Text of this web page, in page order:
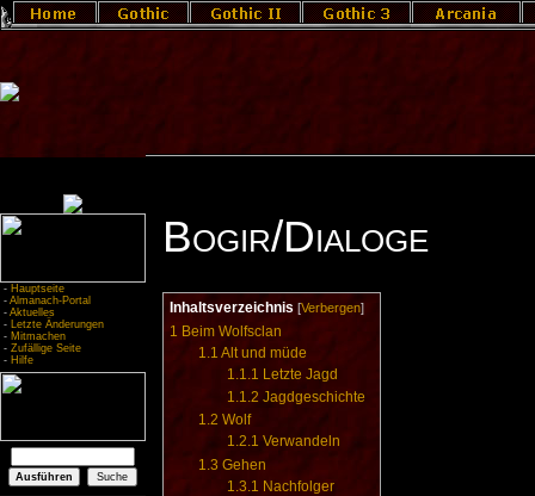
- Hauptseite
- Almanach-Portal
- Aktuelles
- Letzte Änderungen
- Mitmachen
- Zufällige Seite
- Hilfe
Bogir/Dialoge
Inhaltsverzeichnis [Verbergen]
1 Beim Wolfsclan
1.1 Alt und müde
1.1.1 Letzte Jagd
1.1.2 Jagdgeschichte
1.2 Wolf
1.2.1 Verwandeln
1.3 Gehen
1.3.1 Nachfolger